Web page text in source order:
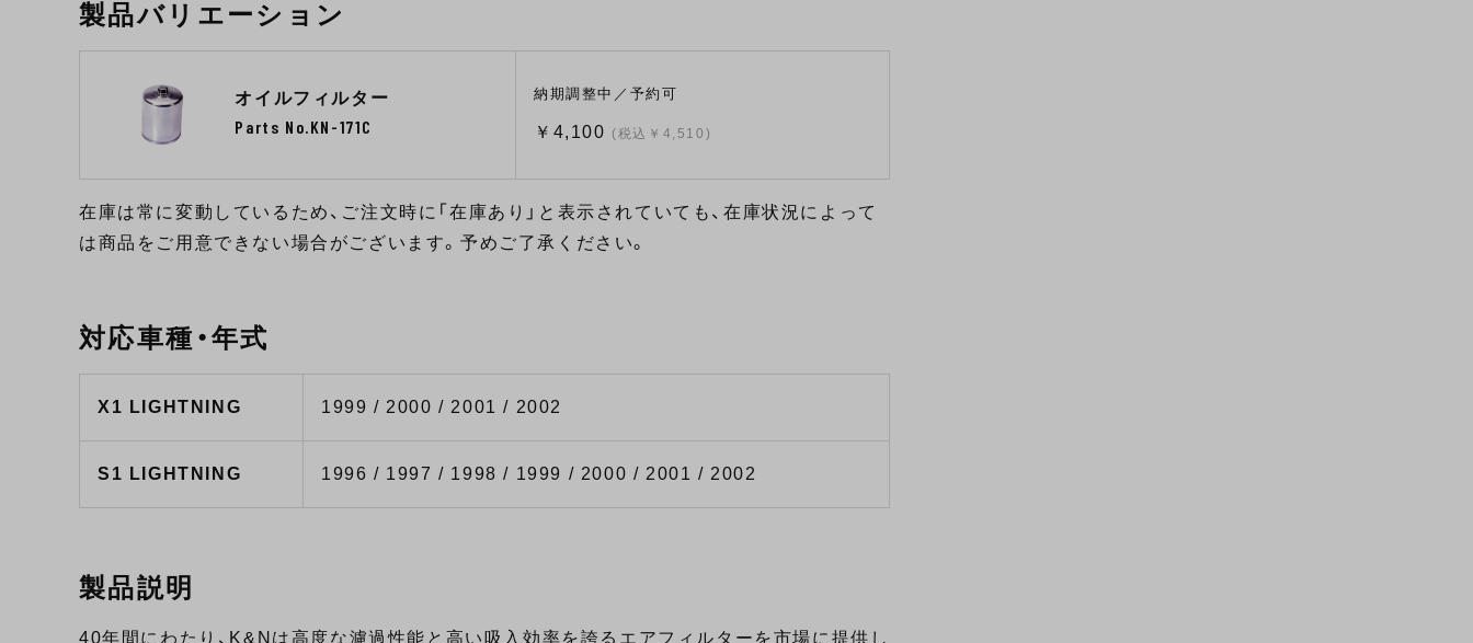
製品バリエーション
オイルフィルター
Parts No.KN-171C
納期調整中／予約可
￥4,100 (税込￥4,510)
在庫は常に変動しているため、ご注文時に「在庫あり」と表示されていても、在庫状況によって
は商品をご用意できない場合がございます。予めご了承ください。
対応車種・年式
X1 LIGHTNING 1999 / 2000 / 2001 / 2002
S1 LIGHTNING 1996 / 1997 / 1998 / 1999 / 2000 / 2001 / 2002
製品説明
40年間にわたり、K&Nは高度な濾過性能と高い吸入効率を誇るエアフィルターを市場に提供し